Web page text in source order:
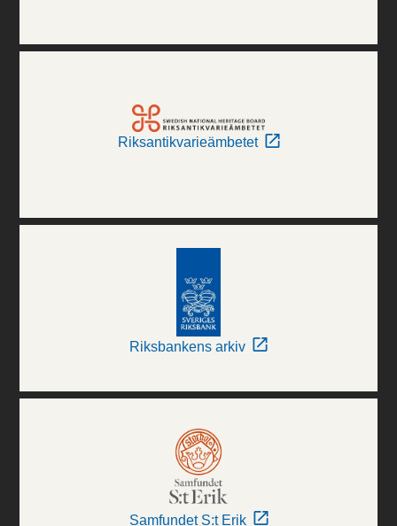
Riksantikvarieämbetet
Riksbankens arkiv
Samfundet S:t Erik